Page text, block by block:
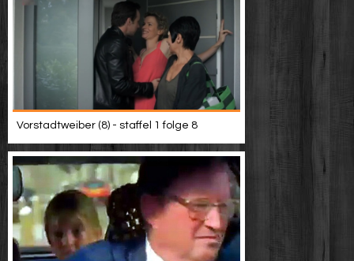
Vorstadtweiber (8) - staffel 1 folge 8